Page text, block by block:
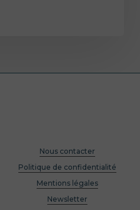
Nous contacter
Politique de confidentialité
Mentions légales
Newsletter